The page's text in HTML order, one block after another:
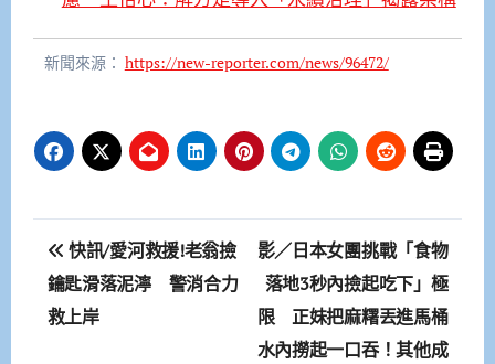
新聞來源： https://new-reporter.com/news/96472/
文
章
導
快訊/愛河救援!老翁撿
鑰匙滑落泥濘 警消合力
救上岸
影／日本女團挑戰「食物
落地3秒內撿起吃下」極
限 正妹把麻糬丟進馬桶
水內撈起一口吞！其他成